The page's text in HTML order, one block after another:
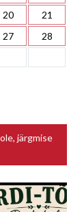
20
21
27
28
järgmise